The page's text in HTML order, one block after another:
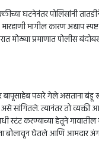
घटनेनंतर पोलिसांनी
मारहाणी मागील कारण अद्याप
मोठ्या प्रमाणात पोलीस
पठारे गेले असताना बंडू
असे सांगितले. त्यानंतर तो व्यक्ती
स्टंट करण्याच्या हेतूने
बोलावून घेतले आणि आमदार